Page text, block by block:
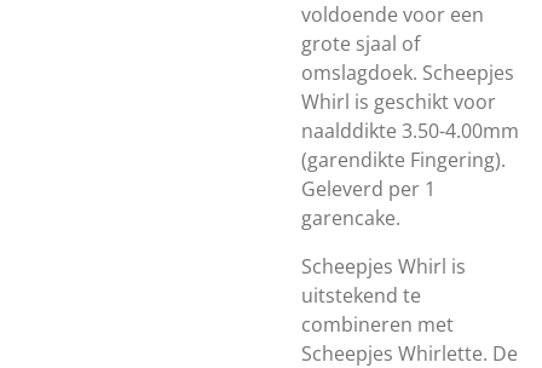
voldoende voor een
grote sjaal of
omslagdoek. Scheepjes
Whirl is geschikt voor
naalddikte 3.50-4.00mm
(garendikte Fingering).
Geleverd per 1
garencake.
Scheepjes Whirl is
uitstekend te
combineren met
Scheepjes Whirlette. De